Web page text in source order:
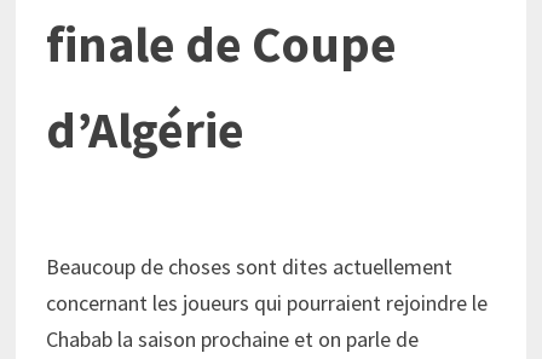
finale de Coupe
d’Algérie
Beaucoup de choses sont dites actuellement
concernant les joueurs qui pourraient rejoindre le
Chabab la saison prochaine et on parle de